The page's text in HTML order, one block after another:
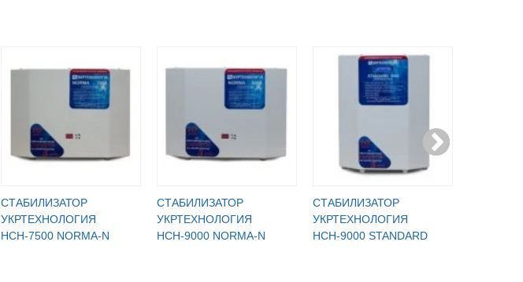
СТАБИЛИЗАТОР
УКРТЕХНОЛОГИЯ
НСН-7500 NORMA-N
СТАБИЛИЗАТОР
УКРТЕХНОЛОГИЯ
НСН-9000 NORMA-N
CТАБИЛИЗАТОР
УКРТЕХНОЛОГИЯ
НСН-9000 STANDARD